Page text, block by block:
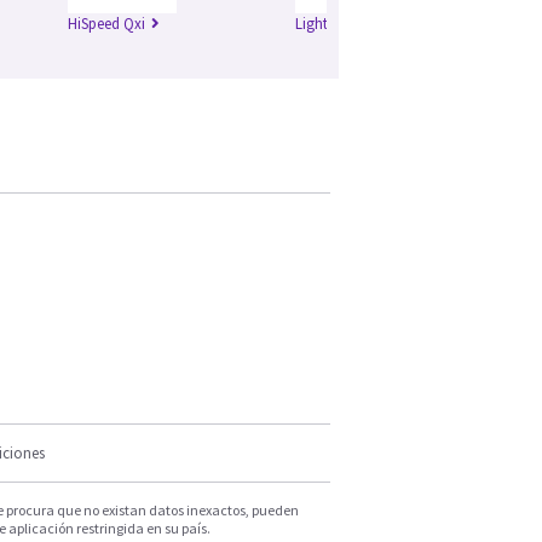
HiSpeed Qxi Lightspeed Plus
que no existan datos inexactos, pueden
aplicación restringida en su país.